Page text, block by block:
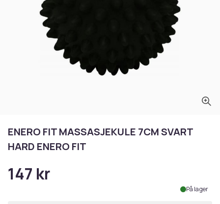
ENERO FIT MASSASJEKULE 7CM SVART
HARD ENERO FIT
147 kr
På lager